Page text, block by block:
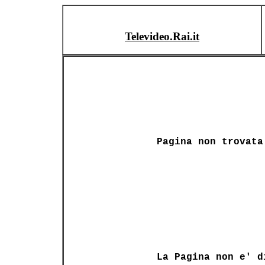
Televideo.Rai.it
Pagina non trovata
La Pagina non e'